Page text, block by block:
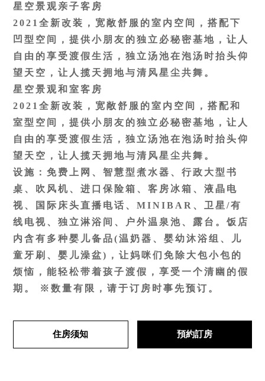
星空景观亲子客房
2021全新改装，宽敞舒服的室内空间，搭配下
凹型空间，提供小朋友的独立必秘密基地，让人
自由的享受渡假生活，独立汤池在泡汤时抬头仰
望天空，让人揽天拥地与清风星尘共舞。
星空景观和室客房
2021全新改装，宽敞舒服的室内空间，搭配和
室型空间，提供小朋友的独立必秘密基地，让人
自由的享受渡假生活，独立汤池在泡汤时抬头仰
望天空，让人揽天拥地与清风星尘共舞。
设施：免费上网、智慧型煮水器、行政大型书
桌、吹风机、进口保险箱、客房冰箱、液晶电
视、国际床头直播电话、MINIBAR、卫星/有
线电视、独立淋浴间、户外温泉池、露台。饭店
内含有多种婴儿备品(温奶器、婴幼沐浴组、儿
童牙刷、婴儿澡盆)，让妈咪们免除大包小包的
烦恼，能轻松带着孩子渡假，享受一个清幽的假
期。 ※数量有限，请于订房时事先预订。
住房须知 預約訂房